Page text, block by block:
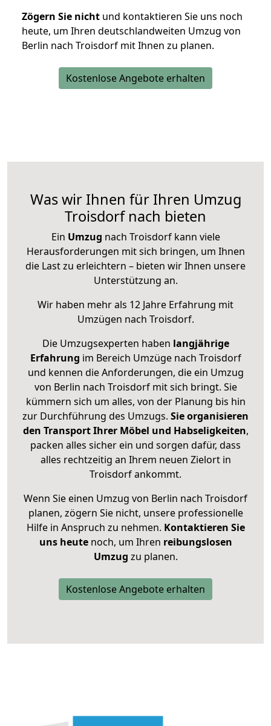
Zögern Sie nicht und kontaktieren Sie uns noch
heute, um Ihren deutschlandweiten Umzug von
Berlin nach Troisdorf mit Ihnen zu planen.
Kostenlose Angebote erhalten
Was wir Ihnen für Ihren Umzug
Troisdorf nach bieten
Ein Umzug nach Troisdorf kann viele
Herausforderungen mit sich bringen, um Ihnen
die Last zu erleichtern – bieten wir Ihnen unsere
Unterstützung an.
Wir haben mehr als 12 Jahre Erfahrung mit
Umzügen nach Troisdorf.
Die Umzugsexperten haben langjährige
Erfahrung im Bereich Umzüge nach Troisdorf
und kennen die Anforderungen, die ein Umzug
von Berlin nach Troisdorf mit sich bringt. Sie
kümmern sich um alles, von der Planung bis hin
zur Durchführung des Umzugs. Sie organisieren
den Transport Ihrer Möbel und Habseligkeiten,
packen alles sicher ein und sorgen dafür, dass
alles rechtzeitig an Ihrem neuen Zielort in
Troisdorf ankommt.
Wenn Sie einen Umzug von Berlin nach Troisdorf
planen, zögern Sie nicht, unsere professionelle
Hilfe in Anspruch zu nehmen. Kontaktieren Sie
uns heutenoch, um Ihren reibungslosen
Umzug zu planen.
Kostenlose Angebote erhalten